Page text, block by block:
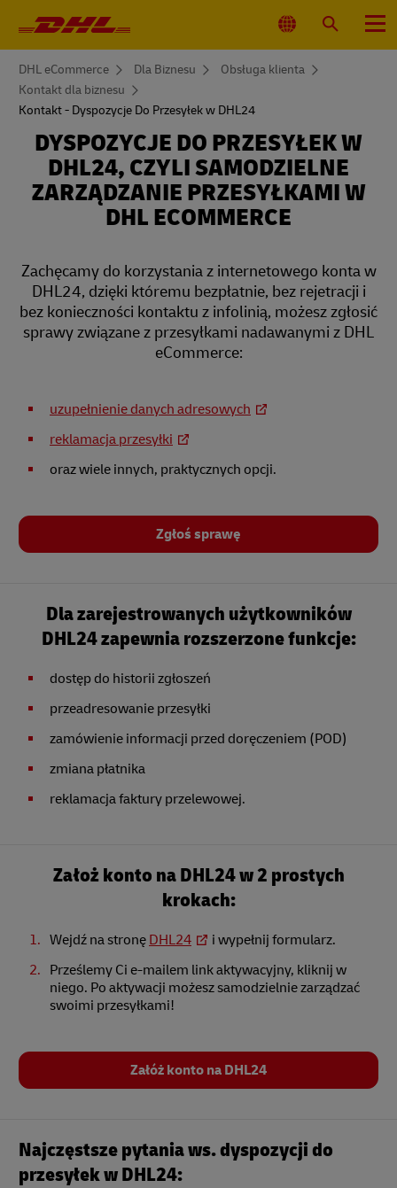
główna
Wybierz
lokalizacjęj
Wyszukaj
Menu
You
here
DHL eCommerce Dla Biznesu
Obsługa klienta
Kontakt dla biznesu
Kontakt - Dyspozycje Do Przesyłek w DHL24
DYSPOZYCJE DO PRZESYŁEK W
DHL24, CZYLI SAMODZIELNE
ZARZĄDZANIE PRZESYŁKAMI W
DHL ECOMMERCE
Zachęcamy do korzystania z internetowego konta w
DHL24, dzięki któremu bezpłatnie, bez rejetracji i
bez konieczności kontaktu z infolinią, możesz zgłosić
sprawy związane z przesyłkami nadawanymi z DHL
eCommerce:
uzupełnienie danych adresowych
reklamacja przesyłki
oraz wiele innych, praktycznych opcji.
Zgłoś sprawę
Dla zarejestrowanych użytkowników
DHL24 zapewnia rozszerzone funkcje:
dostęp do historii zgłoszeń
przeadresowanie przesyłki
zamówienie informacji przed doręczeniem (POD)
zmiana płatnika
reklamacja faktury przelewowej.
Założ konto na DHL24 w 2 prostych
krokach:
Wejdź na stronę DHL24
i wypełnij formularz.
Prześlemy Ci e-mailem link aktywacyjny, kliknij w
niego. Po aktywacji możesz samodzielnie zarządzać
swoimi przesyłkami!
Załóż konto na DHL24
Najczęstsze pytania ws. dyspozycji do
przesyłek w DHL24: